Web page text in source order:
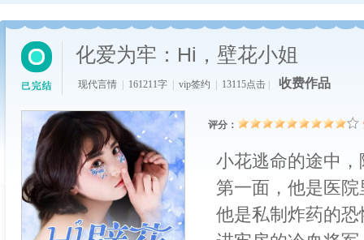
化爱为牢：Hi，壁花小姐
现代言情 161211字 vip签约 13115点击 收费作品
评分：
小花逃命的途中
第一面，他是医
他是私制炸药的